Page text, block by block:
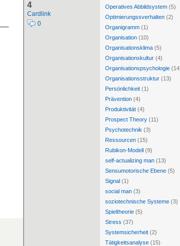
4
Cardlink
0
Operatives Abbildsystem (5)
Optimierungssverhalten (2)
Organigramm (1)
Organisation (10)
Organisationsklima (5)
Organisationskultur (4)
Organisationspsychologie
Organisationsstruktur (13)
Persönlichkeit (1)
Prävention (4)
Produktivität (4)
Prospect Theory (11)
Psychotechnik (3)
Ressourcen (15)
Rubikon-Modell (9)
self-actualizing man (13)
Sensumotorische Ebene (5)
Signal (1)
social man (3)
soziotechnische Systeme (3)
Spieltheorie (5)
Stress (37)
Systemsicherheit (2)
Tätigkeitsanalyse (15)